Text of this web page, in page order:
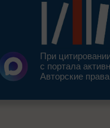
При
с портала
Авторские